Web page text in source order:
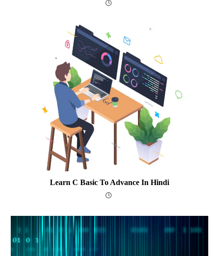
Learn C Basic To Advance In Hindi